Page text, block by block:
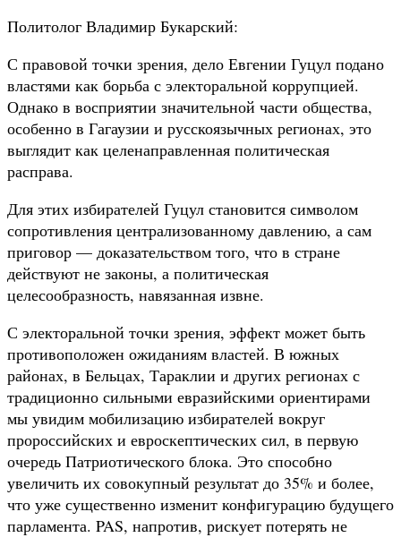
Политолог Владимир Букарский:
С правовой точки зрения, дело Евгении Гуцул подано
властями как борьба с электоральной коррупцией.
Однако в восприятии значительной части общества,
особенно в Гагаузии и русскоязычных регионах, это
выглядит как целенаправленная политическая
расправа.
Для этих избирателей Гуцул становится символом
сопротивления централизованному давлению, а сам
приговор — доказательством того, что в стране
действуют не законы, а политическая
целесообразность, навязанная извне.
С электоральной точки зрения, эффект может быть
противоположен ожиданиям властей. В южных
районах, в Бельцах, Тараклии и других регионах с
традиционно сильными евразийскими ориентирами
мы увидим мобилизацию избирателей вокруг
пророссийских и евроскептических сил, в первую
очередь Патриотического блока. Это способно
увеличить их совокупный результат до 35% и более,
что уже существенно изменит конфигурацию будущего
парламента. PAS, напротив, рискует потерять не